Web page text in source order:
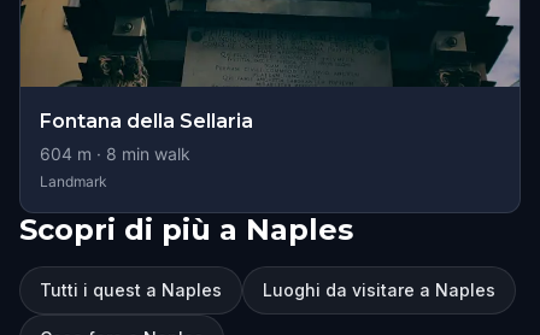
Fontana della Sellaria
604 m · 8 min walk
Landmark
Scopri di più a Naples
Tutti i quest a Naples Luoghi da visitare a Naples